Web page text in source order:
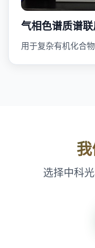
气相色谱质谱
用于复杂有机化合
选择中科